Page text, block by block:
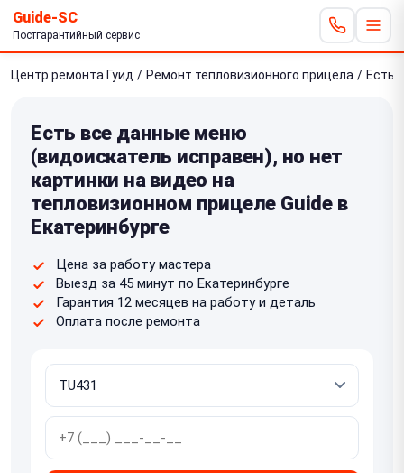
Guide-SC
Постгарантийный сервис
Центр ремонта Гуид / Ремонт тепловизионного прицела / Есть
Есть все данные меню
(видоискатель исправен), но нет
картинки на видео на
тепловизионном прицеле Guide в
Екатеринбурге
Цена за работу мастера
Выезд за 45 минут по Екатеринбурге
Гарантия 12 месяцев на работу и деталь
Оплата после ремонта